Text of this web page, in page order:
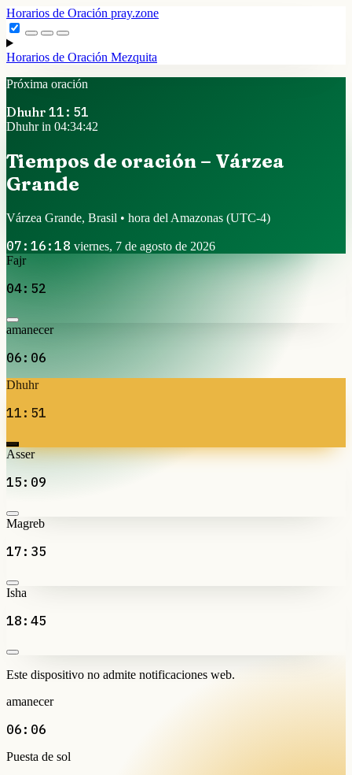
Horarios de Oración pray.zone
Horarios de Oración Mezquita
Próxima oración
Dhuhr 11:51
Dhuhr in 04:34:42
Tiempos de oración – Várzea
Grande
Várzea Grande, Brasil • hora del Amazonas (UTC-4)
07:16:18 viernes, 7 de agosto de 2026
Fajr
04:52
amanecer
06:06
Dhuhr
11:51
Asser
15:09
Magreb
17:35
Isha
18:45
Este dispositivo no admite notificaciones web.
amanecer
06:06
Puesta de sol